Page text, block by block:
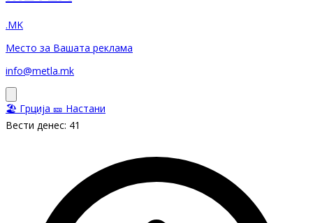
.MK
Место за Вашата реклама
info@metla.mk
🏖️ Грција 🎫 Настани
Вести денес: 41